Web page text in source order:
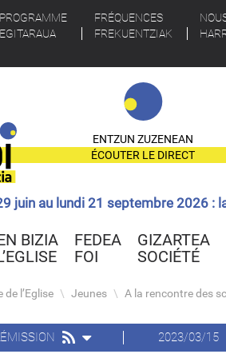
PROGRAMME
EGITARAUA
FRÉQUENCES
FREKUENTZIAK
ENTZUN ZUZENEAN
ÉCOUTER LE DIRECT
juin au lundi 21 septembre 2026 :
BIZIA
FEDEA
FOI
GIZARTEA
SOCIÉTÉ
de l’Eglise \ Jeunes \ A la rencontre des
2023/03/15